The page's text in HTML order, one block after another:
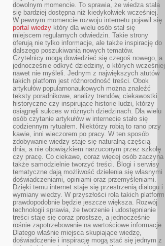
dowolnym momencie. To sprawia, że wiedza stała
się bardziej dostępna niż kiedykolwiek wcześniej.
W pewnym momencie rozwoju internetu pojawił się
portal wiedzy który dla wielu osób stał się
miejscem regularnych odwiedzin. Takie strony
oferują nie tylko informacje, ale także inspirację do
dalszego poszukiwania nowych tematów.
Czytelnicy mogą dowiedzieć się czegoś nowego, a
jednocześnie odkryć dziedziny, o których wcześniej
nawet nie myśleli. Jednym z największych atutów
takich platform jest różnorodność treści. Obok
artykułów popularnonaukowych można znaleźć
teksty poradnikowe, analizy trendów, ciekawostki
historyczne czy inspirujące historie ludzi, którzy
osiągnęli sukces w różnych dziedzinach. Dla wielu
osób czytanie artykułów w internecie stało się
codziennym rytuałem. Niektórzy robią to rano przy
kawie, inni wieczorem po pracy. W ten sposób
zdobywanie wiedzy staje się naturalną częścią
dnia, a nie obowiązkiem narzuconym przez szkołę
czy pracę. Co ciekawe, coraz więcej osób zaczyna
także samodzielnie tworzyć treści. Blogi i serwisy
tematyczne dają możliwość dzielenia się własnymi
doświadczeniami, opiniami oraz przemyśleniami.
Dzięki temu internet staje się przestrzenią dialogu i
wymiany wiedzy. W przyszłości rola takich platform
prawdopodobnie będzie jeszcze większa. Rozwój
technologii sprawia, że tworzenie i udostępnianie
treści staje się coraz prostsze, a jednocześnie
rośnie zapotrzebowanie na wartościowe informacje.
Dlatego właśnie miejsca skupiające wiedzę,
doświadczenie i inspirację mogą stać się jednym z